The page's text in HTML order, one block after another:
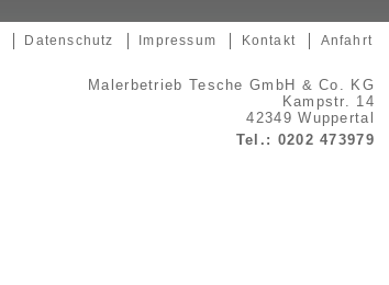
Datenschutz Impressum Kontakt Anfahrt
Malerbetrieb Tesche GmbH & Co. KG
Kampstr. 14
42349 Wuppertal
Tel.: 0202 473979